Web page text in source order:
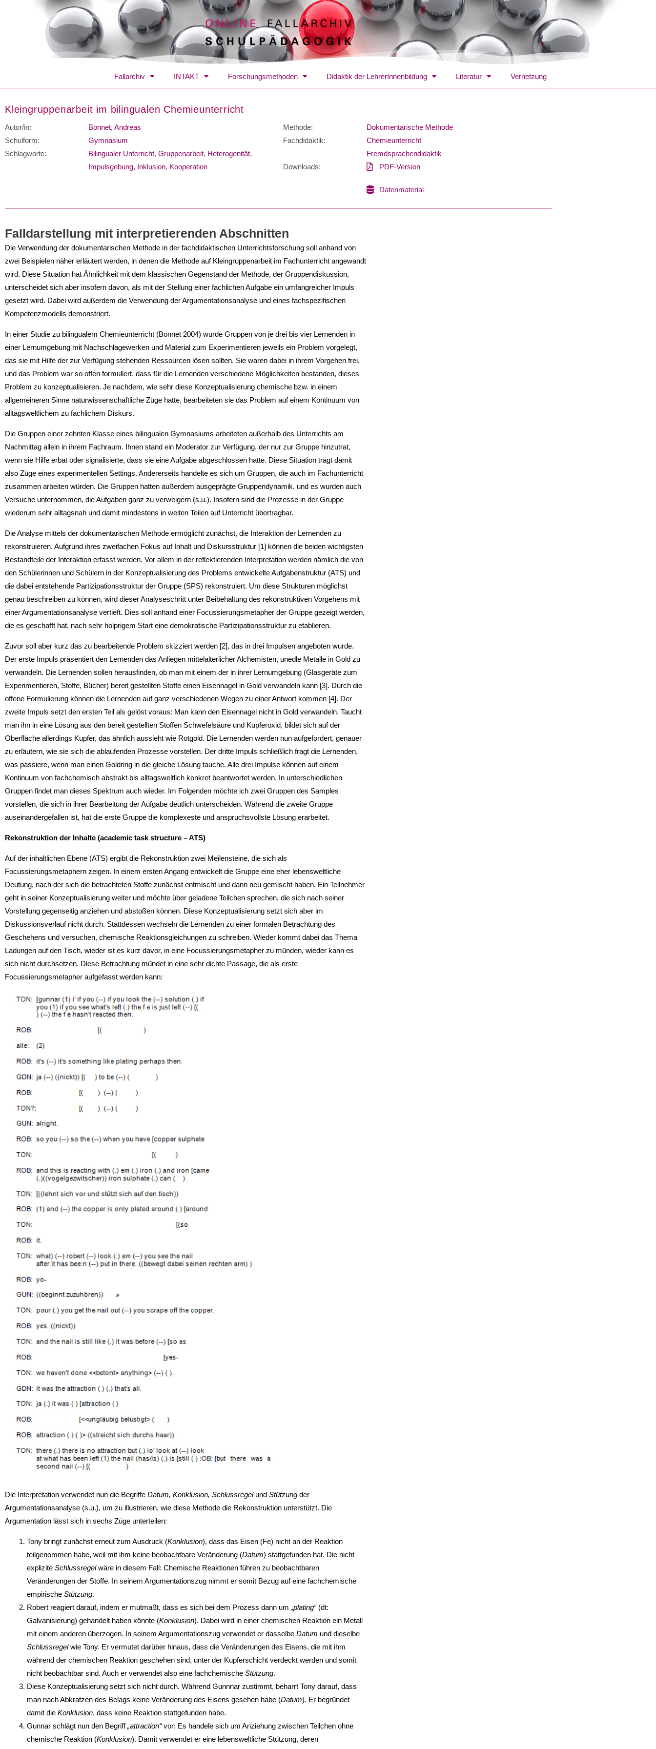
Fallarchiv INTAKT Forschungsmethoden Didaktik der LehrerInnenbildung Literatur Vernetzung
Kleingruppenarbeit im bilingualen Chemieunterricht
Autor/in:
Bonnet, Andreas
Schulform:
Gymnasium
Schlagworte:
Bilingualer Unterricht, Gruppenarbeit, Heterogenität,
Impulsgebung, Inklusion, Kooperation
Methode:
Dokumentarische Methode
Fachdidaktik:
Chemieunterricht
Fremdsprachendidaktik
Downloads:
PDF-Version
Datenmaterial
Falldarstellung mit interpretierenden Abschnitten
Die Verwendung der dokumentarischen Methode in der fachdidaktischen Unterrichtsforschung soll anhand von
zwei Beispielen näher erläutert werden, in denen die Methode auf Kleingruppenarbeit im Fachunterricht angewandt
wird. Diese Situation hat Ähnlichkeit mit dem klassischen Gegenstand der Methode, der Gruppendiskussion,
unterscheidet sich aber insofern davon, als mit der Stellung einer fachlichen Aufgabe ein umfangreicher Impuls
gesetzt wird. Dabei wird außerdem die Verwendung der Argumentationsanalyse und eines fachspezifischen
Kompetenzmodells demonstriert.
In einer Studie zu bilingualem Chemieunterricht (Bonnet 2004) wurde Gruppen von je drei bis vier Lernenden in
einer Lernumgebung mit Nachschlagewerken und Material zum Experimentieren jeweils ein Problem vorgelegt,
das sie mit Hilfe der zur Verfügung stehenden Ressourcen lösen sollten. Sie waren dabei in ihrem Vorgehen frei,
und das Problem war so offen formuliert, dass für die Lernenden verschiedene Möglichkeiten bestanden, dieses
Problem zu konzeptualisieren. Je nachdem, wie sehr diese Konzeptualisierung chemische bzw. in einem
allgemeineren Sinne naturwissenschaftliche Züge hatte, bearbeiteten sie das Problem auf einem Kontinuum von
alltagsweltlichem zu fachlichem Diskurs.
Die Gruppen einer zehnten Klasse eines bilingualen Gymnasiums arbeiteten außerhalb des Unterrichts am
Nachmittag allein in ihrem Fachraum. Ihnen stand ein Moderator zur Verfügung, der nur zur Gruppe hinzutrat,
wenn sie Hilfe erbat oder signalisierte, dass sie eine Aufgabe abgeschlossen hatte. Diese Situation trägt damit
also Züge eines experimentellen Settings. Andererseits handelte es sich um Gruppen, die auch im Fachunterricht
zusammen arbeiten würden. Die Gruppen hatten außerdem ausgeprägte Gruppendynamik, und es wurden auch
Versuche unternommen, die Aufgaben ganz zu verweigern (s.u.). Insofern sind die Prozesse in der Gruppe
wiederum sehr alltagsnah und damit mindestens in weiten Teilen auf Unterricht übertragbar.
Die Analyse mittels der dokumentarischen Methode ermöglicht zunächst, die Interaktion der Lernenden zu
rekonstruieren. Aufgrund ihres zweifachen Fokus auf Inhalt und Diskursstruktur [1] können die beiden wichtigsten
Bestandteile der Interaktion erfasst werden. Vor allem in der reflektierenden Interpretation werden nämlich die von
den Schülerinnen und Schülern in der Konzeptualisierung des Problems entwickelte Aufgabenstruktur (ATS) und
die dabei entstehende Partizipationsstruktur der Gruppe (SPS) rekonstruiert. Um diese Strukturen möglichst
genau beschreiben zu können, wird dieser Analyseschritt unter Beibehaltung des rekonstruktiven Vorgehens mit
einer Argumentationsanalyse vertieft. Dies soll anhand einer Focussierungsmetapher der Gruppe gezeigt werden,
die es geschafft hat, nach sehr holprigem Start eine demokratische Partizipationsstruktur zu etablieren.
Zuvor soll aber kurz das zu bearbeitende Problem skizziert werden [2], das in drei Impulsen angeboten wurde.
Der erste Impuls präsentiert den Lernenden das Anliegen mittelalterlicher Alchemisten, unedle Metalle in Gold zu
verwandeln. Die Lernenden sollen herausfinden, ob man mit einem der in ihrer Lernumgebung (Glasgeräte zum
Experimentieren, Stoffe, Bücher) bereit gestellten Stoffe einen Eisennagel in Gold verwandeln kann [3]. Durch die
offene Formulierung können die Lernenden auf ganz verschiedenen Wegen zu einer Antwort kommen [4]. Der
zweite Impuls setzt den ersten Teil als gelöst voraus: Man kann den Eisennagel nicht in Gold verwandeln. Taucht
man ihn in eine Lösung aus den bereit gestellten Stoffen Schwefelsäure und Kupferoxid, bildet sich auf der
Oberfläche allerdings Kupfer, das ähnlich aussieht wie Rotgold. Die Lernenden werden nun aufgefordert, genauer
zu erläutern, wie sie sich die ablaufenden Prozesse vorstellen. Der dritte Impuls schließlich fragt die Lernenden,
was passiere, wenn man einen Goldring in die gleiche Lösung tauche. Alle drei Impulse können auf einem
Kontinuum von fachchemisch abstrakt bis alltagsweltlich konkret beantwortet werden. In unterschiedlichen
Gruppen findet man dieses Spektrum auch wieder. Im Folgenden möchte ich zwei Gruppen des Samples
vorstellen, die sich in ihrer Bearbeitung der Aufgabe deutlich unterscheiden. Während die zweite Gruppe
auseinandergefallen ist, hat die erste Gruppe die komplexeste und anspruchsvollste Lösung erarbeitet.
Rekonstruktion der Inhalte (academic task structure – ATS)
Auf der inhaltlichen Ebene (ATS) ergibt die Rekonstruktion zwei Meilensteine, die sich als
Focussierungsmetaphern zeigen. In einem ersten Angang entwickelt die Gruppe eine eher lebensweltliche
Deutung, nach der sich die betrachteten Stoffe zunächst entmischt und dann neu gemischt haben. Ein Teilnehmer
geht in seiner Konzeptualisierung weiter und möchte über geladene Teilchen sprechen, die sich nach seiner
Vorstellung gegenseitig anziehen und abstoßen können. Diese Konzeptualisierung setzt sich aber im
Diskussionsverlauf nicht durch. Stattdessen wechseln die Lernenden zu einer formalen Betrachtung des
Geschehens und versuchen, chemische Reaktionsgleichungen zu schreiben. Wieder kommt dabei das Thema
Ladungen auf den Tisch, wieder ist es kurz davor, in eine Focussierungsmetapher zu münden, wieder kann es
sich nicht durchsetzen. Diese Betrachtung mündet in eine sehr dichte Passage, die als erste
Focussierungsmetapher aufgefasst werden kann:
Die Interpretation verwendet nun die Begriffe Datum, Konklusion, Schlussregel und Stützung der
Argumentationsanalyse (s.u.), um zu illustrieren, wie diese Methode die Rekonstruktion unterstützt. Die
Argumentation lässt sich in sechs Züge unterteilen:
Tony bringt zunächst erneut zum Ausdruck (Konklusion), dass das Eisen (Fe) nicht an der Reaktion
teilgenommen habe, weil mit ihm keine beobachtbare Veränderung (Datum) stattgefunden hat. Die nicht
explizite Schlussregelwäre in diesem Fall: Chemische Reaktionen führen zu beobachtbaren
Veränderungen der Stoffe. In seinem Argumentationszug nimmt er somit Bezug auf eine fachchemische
empirische Stützung.
Robert reagiert darauf, indem er mutmaßt, dass es sich bei dem Prozess dann um „plating“(dt:
Galvanisierung) gehandelt haben könnte (Konklusion). Dabei wird in einer chemischen Reaktion ein Metall
mit einem anderen überzogen. In seinem Argumentationszug verwendet er dasselbe Datum und dieselbe
Schlussregelwie Tony. Er vermutet darüber hinaus, dass die Veränderungen des Eisens, die mit ihm
während der chemischen Reaktion geschehen sind, unter der Kupferschicht verdeckt werden und somit
nicht beobachtbar sind. Auch er verwendet also eine fachchemische Stützung.
Diese Konzeptualisierung setzt sich nicht durch. Während Gunnnar zustimmt, beharrt Tony darauf, dass
man nach Abkratzen des Belags keine Veränderung des Eisens gesehen habe (Datum). Er begründet
damit die Konklusion, dass keine Reaktion stattgefunden habe.
Gunnar schlägt nun den Begriff„attraction“vor: Es handele sich um Anziehung zwischen Teilchen ohne
chemische Reaktion (Konklusion). Damit verwendet er eine lebensweltliche Stützung, deren